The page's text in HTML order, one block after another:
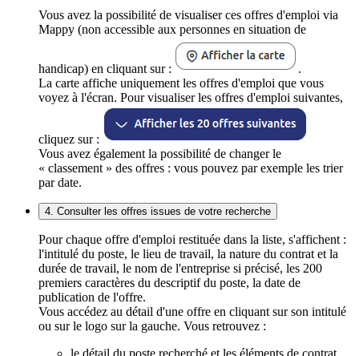
Vous avez la possibilité de visualiser ces offres d'emploi via
Mappy (non accessible aux personnes en situation de
handicap) en cliquant sur :
.
La carte affiche uniquement les offres d'emploi que vous
voyez à l'écran. Pour visualiser les offres d'emploi suivantes,
cliquez sur :
Vous avez également la possibilité de changer le
« classement » des offres : vous pouvez par exemple les trier
par date.
4. Consulter les offres issues de votre recherche
Pour chaque offre d'emploi restituée dans la liste, s'affichent :
l'intitulé du poste, le lieu de travail, la nature du contrat et la
durée de travail, le nom de l'entreprise si précisé, les 200
premiers caractères du descriptif du poste, la date de
publication de l'offre.
Vous accédez au détail d'une offre en cliquant sur son intitulé
ou sur le logo sur la gauche. Vous retrouvez :
le détail du poste recherché et les éléments de contrat